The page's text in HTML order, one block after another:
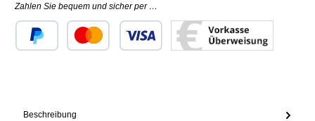
Zahlen Sie bequem und sicher per …
Beschreibung